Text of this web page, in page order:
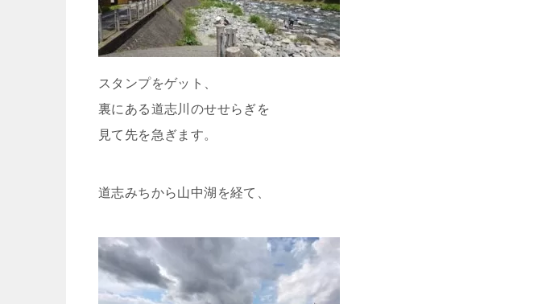
スタンプをゲット、
裏にある道志川のせせらぎを
見て先を急ぎます。
道志みちから山中湖を経て、